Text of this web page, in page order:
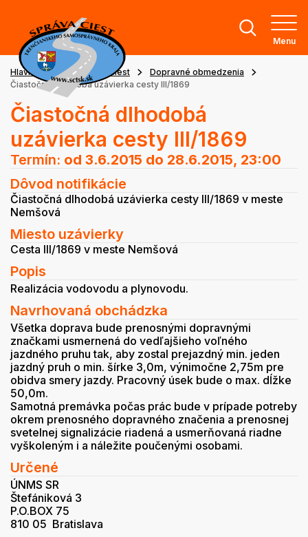
Menu
Hlavná stránka Stav ciest
Dopravné obmedzenia
Čiastočná dlhodobá uzávierka cesty III/1869
Čiastočná dlhodobá
uzávierka cesty III/1869
Termín: od 3.6.2015 do 28.6.2015, 23:00
Dôvod notifikácie
Čiastočná dlhodobá uzávierka cesty III/1869 v meste
Nemšová
Miesto uzávierky
Cesta III/1869 v meste Nemšová
Popis
Realizácia vodovodu a plynovodu.
Navrhovaná obchádzka
Všetka doprava bude prenosnými dopravnými
značkami usmernená do vedľajšieho voľného
jazdného pruhu tak, aby zostal prejazdný min. jeden
jazdný pruh o min. šírke 3,0m, výnimočne 2,75m pre
obidva smery jazdy. Pracovný úsek bude o max. dĺžke
50,0m.
Samotná premávka počas prác bude v prípade potreby
okrem prenosného dopravného značenia a prenosnej
svetelnej signalizácie riadená a usmerňovaná riadne
vyškoleným i a náležite poučenými osobami.
Určené
ÚNMS SR
Štefániková 3
P.O.BOX 75
810 05 Bratislava